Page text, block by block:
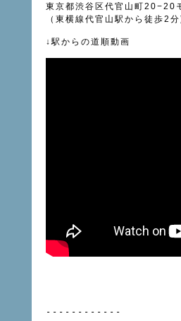
東京都渋谷区代官山町20−20
（東横線 代官山駅 から徒歩2 分
↓駅からの道順動画
------------